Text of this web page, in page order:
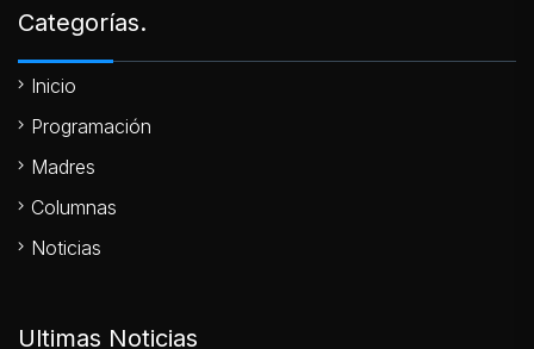
Categorías.
Inicio
Programación
Madres
Columnas
Noticias
Ultimas Noticias